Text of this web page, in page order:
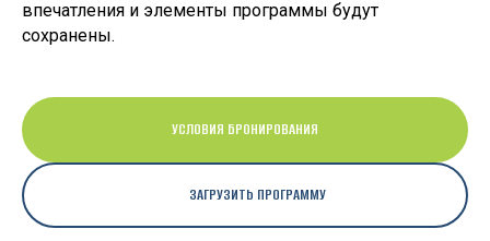
впечатления и элементы программы будут
сохранены.
УСЛОВИЯ БРОНИРОВАНИЯ
ЗАГРУЗИТЬ ПРОГРАММУ